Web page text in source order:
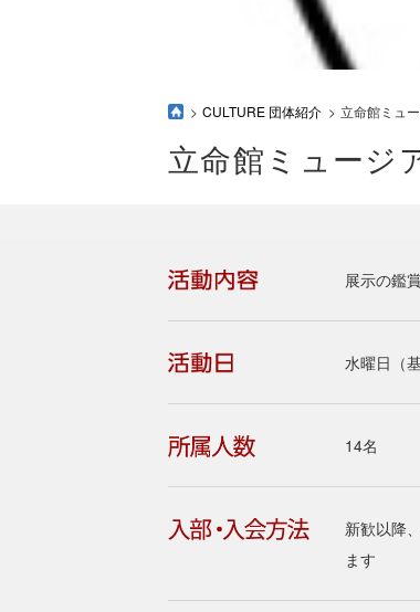
CULTURE 団体紹介 立命館ミュ
立命館ミュージ
展示の鑑
水曜日（
14名
新歓以降
ます